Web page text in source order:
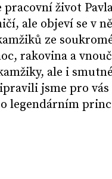
život
ale objeví se v
ze
rakovina a
ale i
jsme pro
legendárním